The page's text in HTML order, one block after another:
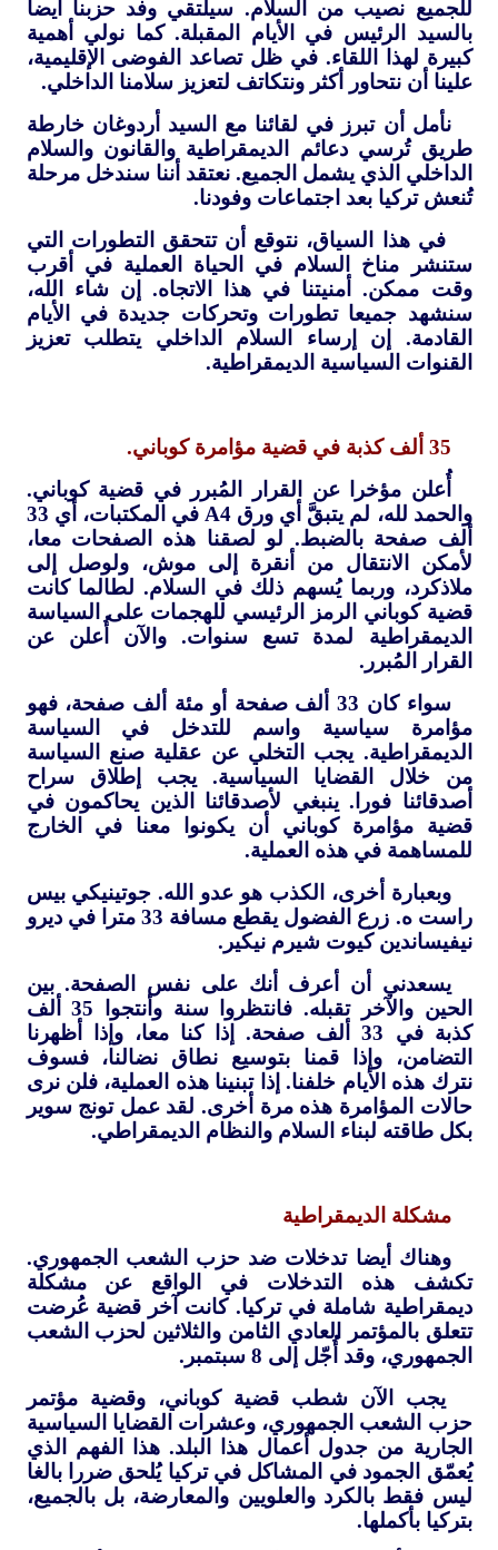
للجميع نصيب من السلام. سيلتقي وفد حزبنا أيضا
بالسيد الرئيس في الأيام المقبلة. كما نولي أهمية
كبيرة لهذا اللقاء. في ظل تصاعد الفوضى الإقليمية،
علينا أن نتحاور أكثر ونتكاتف لتعزيز سلامنا الداخلي.
نأمل أن تبرز في لقائنا مع السيد أردوغان خارطة
طريق تُرسي دعائم الديمقراطية والقانون والسلام
الداخلي الذي يشمل الجميع. نعتقد أننا سندخل مرحلة
تُنعش تركيا بعد اجتماعات وفودنا.
في هذا السياق، نتوقع أن تتحقق التطورات التي
ستنشر مناخ السلام في الحياة العملية في أقرب
وقت ممكن. أمنيتنا في هذا الاتجاه. إن شاء الله،
سنشهد جميعا تطورات وتحركات جديدة في الأيام
القادمة. إن إرساء السلام الداخلي يتطلب تعزيز
القنوات السياسية الديمقراطية.
35 ألف كذبة في قضية مؤامرة كوباني.
أُعلن مؤخرا عن القرار المُبرر في قضية كوباني.
والحمد لله، لم يتبقَّ أي ورق A4
في المكتبات، أي 33
ألف صفحة بالضبط. لو لصقنا هذه الصفحات معا،
لأمكن الانتقال من أنقرة إلى موش، ولوصل إلى
ملاذكرد، وربما يُسهم ذلك في السلام. لطالما كانت
قضية كوباني الرمز الرئيسي للهجمات على السياسة
الديمقراطية لمدة تسع سنوات. والآن أُعلن عن
القرار المُبرر.
سواء كان 33 ألف صفحة أو مئة ألف صفحة، فهو
مؤامرة سياسية واسم للتدخل في السياسة
الديمقراطية. يجب التخلي عن عقلية صنع السياسة
من خلال القضايا السياسية. يجب إطلاق سراح
أصدقائنا فورا. ينبغي لأصدقائنا الذين يحاكمون في
قضية مؤامرة كوباني أن يكونوا معنا في الخارج
للمساهمة في هذه العملية.
وبعبارة أخرى، الكذب هو عدو الله. جوتينيكي بيس
راست ه. زرع الفضول يقطع مسافة 33 مترا في ديرو
نيفيساندين كيوت شيرم نيكير.
يسعدني أن أعرف أنك على نفس الصفحة. بين
الحين والآخر تقبله. فانتظروا سنة وأنتجوا 35 ألف
كذبة في 33 ألف صفحة. إذا كنا معا، وإذا أظهرنا
التضامن، وإذا قمنا بتوسيع نطاق نضالنا، فسوف
نترك هذه الأيام خلفنا. إذا تبنينا هذه العملية، فلن نرى
حالات المؤامرة هذه مرة أخرى. لقد عمل تونج سوير
بكل طاقته لبناء السلام والنظام الديمقراطي.
مشكلة الديمقراطية
وهناك أيضا تدخلات ضد حزب الشعب الجمهوري.
تكشف هذه التدخلات في الواقع عن مشكلة
ديمقراطية شاملة في تركيا. كانت آخر قضية عُرضت
تتعلق بالمؤتمر العادي الثامن والثلاثين لحزب الشعب
الجمهوري، وقد أُجّل إلى 8 سبتمبر.
يجب الآن شطب قضية كوباني، وقضية مؤتمر
حزب الشعب الجمهوري، وعشرات القضايا السياسية
الجارية من جدول أعمال هذا البلد. هذا الفهم الذي
يُعمّق الجمود في المشاكل في تركيا يُلحق ضررا بالغا
ليس فقط بالكرد والعلويين والمعارضة، بل بالجميع،
بتركيا بأكملها.